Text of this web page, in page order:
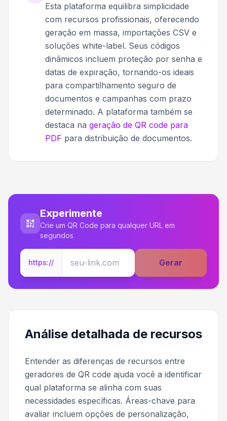
Esta plataforma equilibra simplicidade
com recursos profissionais, oferecendo
geração em massa, importações CSV e
soluções white-label. Seus códigos
dinâmicos incluem proteção por senha e
datas de expiração, tornando-os ideais
para compartilhamento seguro de
documentos e campanhas com prazo
determinado. A plataforma também se
destaca na geração de QR code para
PDF para distribuição de documentos.
Experimente
Crie um QR Code para qualquer URL em
segundos
https:// Gerar
Análise detalhada de recursos
Entender as diferenças de recursos entre
geradores de QR code ajuda você a identificar
qual plataforma se alinha com suas
necessidades específicas. Áreas-chave para
avaliar incluem opções de personalização,